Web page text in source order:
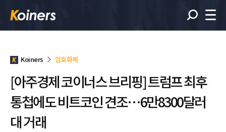
Koiners 암호화폐
[아주경제 코이너스 브리핑] 트럼프 최후
통첩에도 비트코인 견조…6만8300달러
대 거래